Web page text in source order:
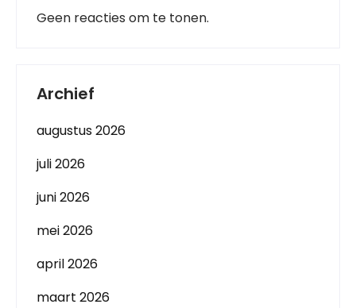
Geen reacties om te tonen.
Archief
augustus 2026
juli 2026
juni 2026
mei 2026
april 2026
maart 2026